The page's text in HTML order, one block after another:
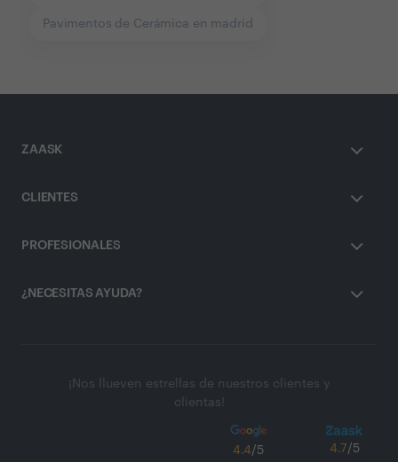
Pavimentos de Cerámica en madrid
ZAASK
CLIENTES
PROFESIONALES
¿NECESITAS AYUDA?
¡Nos llueven estrellas de nuestros clientes y
clientas!
4.4/5 4.7/5